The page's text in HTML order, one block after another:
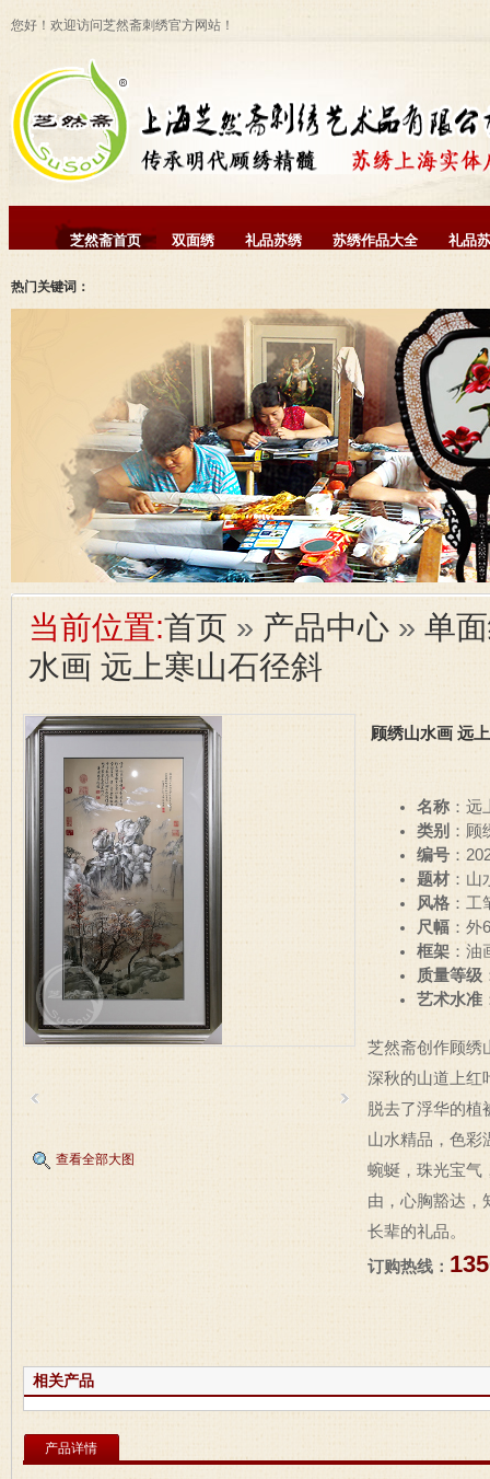
您好！欢迎访问芝然斋刺绣官方网站！
芝然斋首页 双面绣 礼品苏绣 苏绣作品大全 礼品
热门关键词：
当前位置:首页 » 产品中心 » 单
水画 远上寒山石径斜
查看全部大图
顾绣山水画 远
名称 ：
类别 ：顾
编号 ：
题材 ：山
风格 ：工
尺幅 ：
框架 ：油
质量等级
艺术水准
芝然斋创作顾绣
深秋的山道上红
脱去了浮华的植
山水精品，色彩
蜿蜒，珠光宝气
由，心胸豁达，
长辈的礼品。
订购热线：
相关产品
产品详情